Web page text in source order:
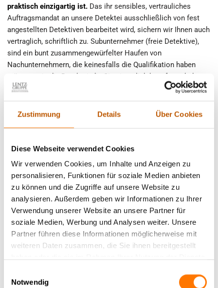
Zustimmung Details Über Cookies
Diese Webseite verwendet Cookies
Wir verwenden Cookies, um Inhalte und Anzeigen zu
personalisieren, Funktionen für soziale Medien anbieten
zu können und die Zugriffe auf unsere Website zu
analysieren. Außerdem geben wir Informationen zu Ihrer
Verwendung unserer Website an unsere Partner für
soziale Medien, Werbung und Analysen weiter. Unsere
Partner führen diese Informationen möglicherweise mit
weiteren Daten zusammen, die Sie ihnen bereitgestellt
Notwendig
praktisch einzigartig ist. Das ihr sensibles, vertrauliches
Auftragsmandat an unsere Detektei ausschließlich von fest
angestellten Detektiven bearbeitet wird, sichern wir Ihnen auch
vertraglich, schriftlich zu. Subunternehmer (freie Detektive),
sind ein bunt zusammengewürfelter Haufen von
Nachunternehmern, die keinesfalls die Qualifikation haben
müssen, wie die Detektei, die Sie eigentlich beauftragt haben.
Hier gewinnt oftmals der billigste das Rennen. Die Qualität
bleibt dabei häufig auf der Strecke.
lückenhafte Berichte usw. sind hier überdurchschnittlich häufig
zu erwarten, da freie Detektive auch niemals so gut als Team
aufeinander eingespielt sind, dass Sie sich wirklich (fast) blind
vertrauen können. Genau dies ist aber für eine sensible
Observation (Beobachtung), oder komplexe Ermittlung
unbedingt notwendig.
TÜV zertifiziert seit 2002 nach DIN ISO 9001:2015 und
zusätzlich nach DIN SPEC 33452
bundesweit nach den gleichen strengen Qualitätsmaßstäben